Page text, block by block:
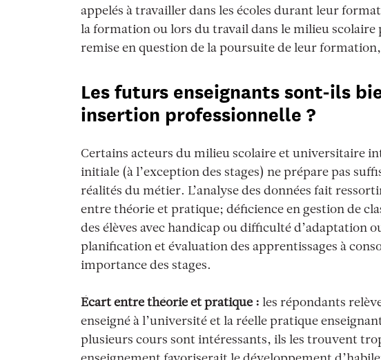
appelés à travailler dans les écoles durant leur
la formation ou lors du travail dans le milieu scolaire
remise en question de la poursuite de leur
Les futurs enseignants sont-ils
insertion professionnelle ?
Certains acteurs du milieu scolaire et universitaire
initiale (à l’exception des stages) ne prépare pas
réalités du métier. L’analyse des données fait
entre théorie et pratique; déficience en gestion de
des élèves avec handicap ou difficulté d’adaptation
planification et évaluation des apprentissages à
importance des stages.
Écartentre théorie et pratique : les répondants
enseigné à l’université et la réelle pratique
plusieurs cours sont intéressants, ils les trouvent